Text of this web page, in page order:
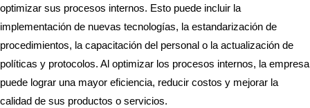
optimizar sus procesos internos. Esto puede incluir la
implementación de nuevas tecnologías, la estandarización de
procedimientos, la capacitación del personal o la actualización de
políticas y protocolos. Al optimizar los procesos internos, la empresa
puede lograr una mayor eficiencia, reducir costos y mejorar la
calidad de sus productos o servicios.